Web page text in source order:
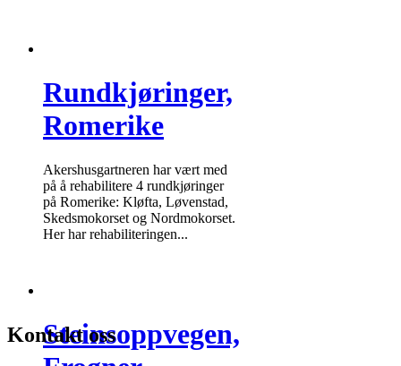
Rundkjøringer,
Romerike
Akershusgartneren har vært med
på å rehabilitere 4 rundkjøringer
på Romerike: Kløfta, Løvenstad,
Skedsmokorset og Nordmokorset.
Her har rehabiliteringen...
Steinsoppvegen,
Kontakt oss